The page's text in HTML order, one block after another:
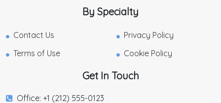
By Specialty
Contact Us
Privacy Policy
Terms of Use
Cookie Policy
Get In Touch
Office: +1 (212) 555-0123